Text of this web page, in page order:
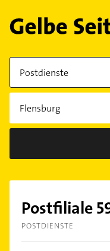
Postfiliale
POSTDIENSTE